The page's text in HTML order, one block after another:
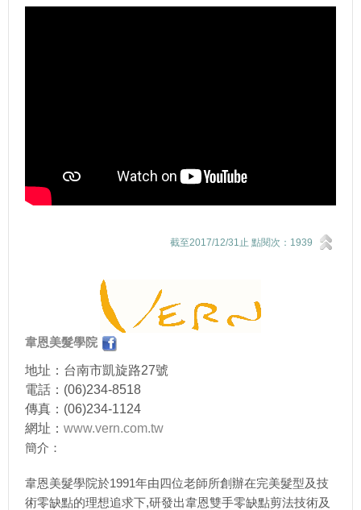
截至2017/12/31止 點閱次：1939
韋恩美髮學院
地址：台南市凱旋路27號
電話：(06)234-8518
傳真：(06)234-1124
網址： www.vern.com.tw
簡介：
韋恩美髮學院於1991年由四位老師所創辦在完美髮型及技
術零缺點的理想追求下,研發出韋恩雙手零缺點剪法技術及